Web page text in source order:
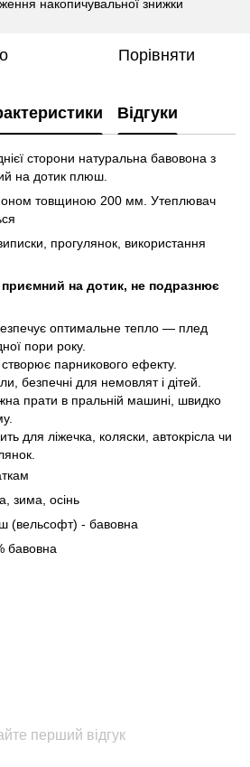
накопичувальної знижки
Порівняти
Відгуки
сторони натуральна бавовона з
на дотик плюш.
товщиною 200 мм. Утеплювач
прогулянок, використання
приємний на дотик, не подразнює
оптимальне тепло — плед
пори року.
парникового ефекту.
безпечні для немовлят і дітей.
прати в пральній машині, швидко
для ліжечка, коляски, автокрісла чи
зима, осінь
(вельсофт) - бавовна
бавовна
перший відгук